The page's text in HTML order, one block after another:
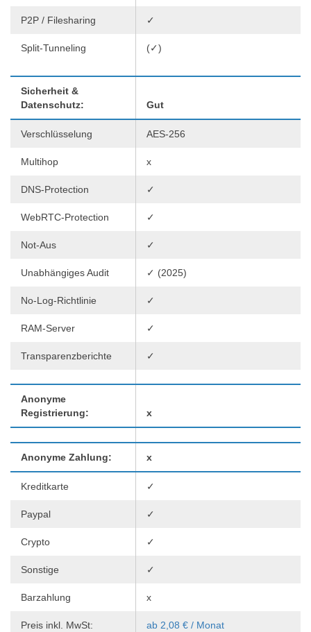
P2P / Filesharing ✓
Split-Tunneling (✓)
Sicherheit &
Datenschutz:
Gut
Verschlüsselung AES-256
Multihop x
DNS-Protection ✓
WebRTC-Protection ✓
Not-Aus ✓
Unabhängiges Audit ✓ (2025)
No-Log-Richtlinie ✓
RAM-Server ✓
Transparenzberichte ✓
Anonyme
Registrierung:
x
Anonyme Zahlung: x
Kreditkarte ✓
Paypal ✓
Crypto ✓
Sonstige ✓
Barzahlung x
Preis inkl. MwSt:
ab 2,08 € / Monat